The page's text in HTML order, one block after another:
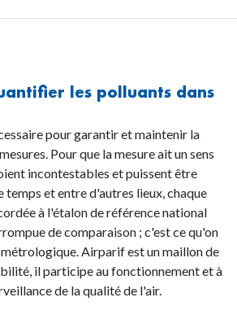
les polluants dans
pour garantir et maintenir la
Pour que la mesure ait un sens
incontestables et puissent être
temps et entre d'autres lieux, chaque
à l'étalon de référence national
de comparaison ; c'est ce qu'on
Airparif est un maillon de
il participe au fonctionnement et à
de la qualité de l'air.